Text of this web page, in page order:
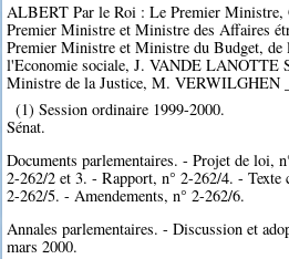
ALBERT Par le Roi : Le Premier
Premier Ministre et Ministre des Affaires
Premier Ministre et Ministre du Budget, de
l'Economie sociale, J. VANDE LANOTTE
Ministre de la Justice, M. VERWILGHEN
(1) Session ordinaire 1999-2000.
Sénat.
Documents parlementaires. - Projet de loi,
2-262/2 et 3. - Rapport, n° 2-262/4. -
2-262/5. - Amendements, n° 2-262/6.
Annales parlementaires. - Discussion et
mars 2000.